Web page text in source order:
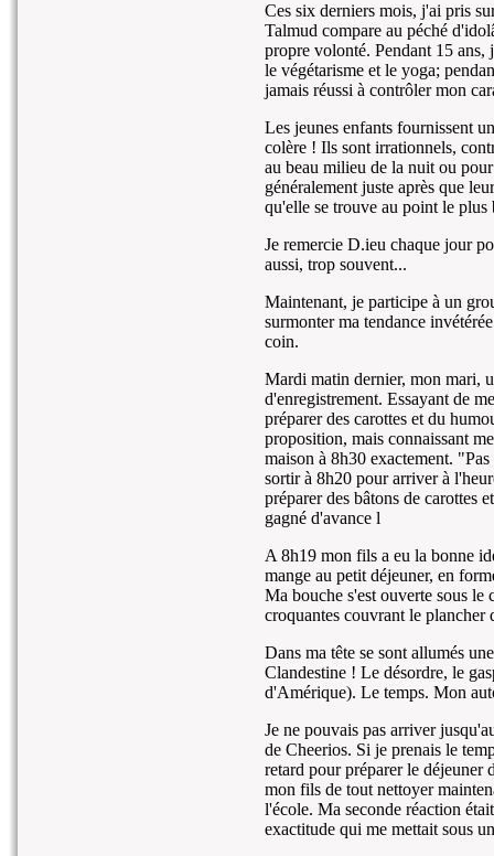
Ces six derniers mois, j'ai pris
Talmud compare au péché
propre volonté. Pendant 15 ans,
le végétarisme et le yoga;
jamais réussi à contrôler mon
Les jeunes enfants fournissent
colère ! Ils sont irrationnels,
au beau milieu de la nuit ou
généralement juste après que
qu'elle se trouve au point le
Je remercie D.ieu chaque jour
aussi, trop souvent...
Maintenant, je participe à un
surmonter ma tendance
coin.
Mardi matin dernier, mon mari,
d'enregistrement. Essayant de
préparer des carottes et du
proposition, mais connaissant
maison à 8h30 exactement.
sortir à 8h20 pour arriver à
préparer des bâtons de carottes
gagné d'avance l
A 8h19 mon fils a eu la bonne
mange au petit déjeuner, en
Ma bouche s'est ouverte sous le
croquantes couvrant le plancher
Dans ma tête se sont allumés
Clandestine ! Le désordre, le
d'Amérique). Le temps. Mon
Je ne pouvais pas arriver
de Cheerios. Si je prenais le
retard pour préparer le déjeuner
mon fils de tout nettoyer
l'école. Ma seconde réaction
exactitude qui me mettait sous